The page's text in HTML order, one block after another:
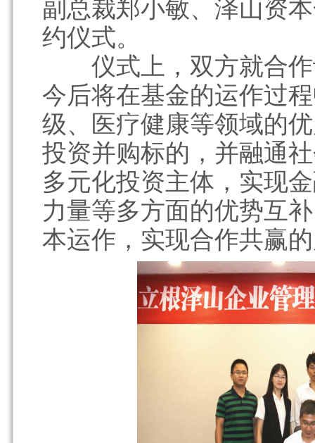
副总裁郑小敏、泽山资
约仪式。
仪式上，双方就合作
今后将在基金的运作过
级、医疗健康等领域的
投资并购标的，并融通
多元化投资主体，实现
力量等多方面的优势互
本运作，实现合作共赢